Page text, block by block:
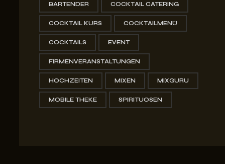
BARTENDER COCKTAIL CATERING
COCKTAIL KURS COCKTAILMENÜ
COCKTAILS EVENT
FIRMENVERANSTALTUNGEN
HOCHZEITEN MIXEN MIXGURU
MOBILE THEKE SPIRITUOSEN